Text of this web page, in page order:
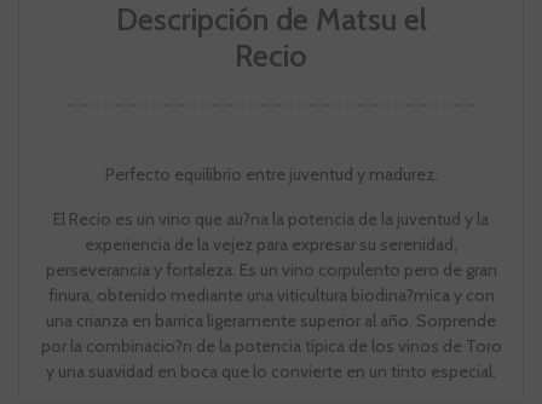
Descripción de Matsu el
Recio
Perfecto equilibrio entre juventud y madurez.
El Recio es un vino que au?na la potencia de la juventud y la
experiencia de la vejez para expresar su serenidad,
perseverancia y fortaleza. Es un vino corpulento pero de gran
finura, obtenido mediante una viticultura biodina?mica y con
una crianza en barrica ligeramente superior al año. Sorprende
por la combinacio?n de la potencia típica de los vinos de Toro
y una suavidad en boca que lo convierte en un tinto especial.